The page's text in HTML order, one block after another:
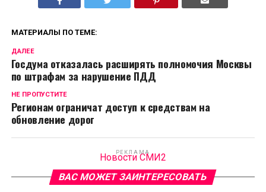
МАТЕРИАЛЫ ПО ТЕМЕ:
ДАЛЕЕ
Госдума отказалась расширять полномочия Москвы
по штрафам за нарушение ПДД
НЕ ПРОПУСТИТЕ
Регионам ограничат доступ к средствам на
обновление дорог
РЕКЛАМА
Новости СМИ2
ВАС МОЖЕТ ЗАИНТЕРЕСОВАТЬ